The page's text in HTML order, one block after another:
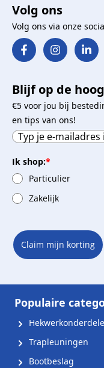
Volg ons
Volg ons via onze
Blijf op de
€5 voor jou bij
en tips van ons!
Ik shop:*
Particulier
Zakelijk
Claim mijn korting
Populaire
Trapleuningen
Bootbeslag